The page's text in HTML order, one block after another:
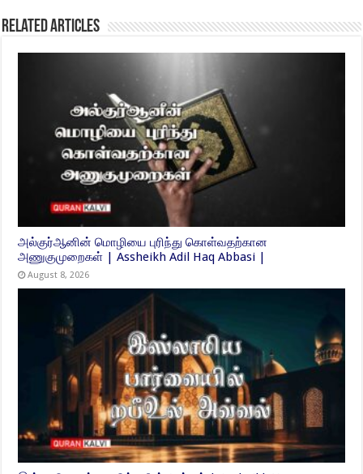
Related Articles
அல்குர்ஆனின் மொழியை புரிந்து கொள்வதற்கான
அணுகுமுறைகள் | Assheikh Adil Haq Abbasi |
August 8, 2026